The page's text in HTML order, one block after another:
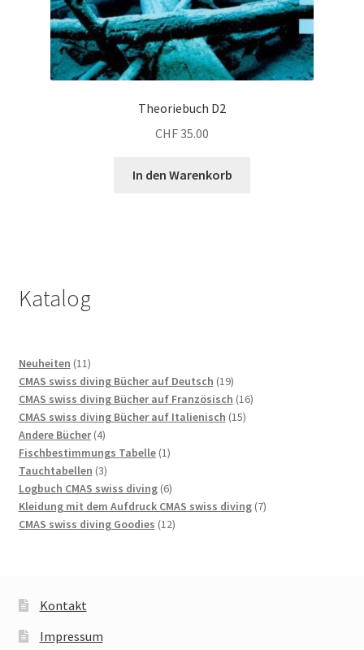
Theoriebuch D2
CHF35.00
In den Warenkorb
Katalog
Neuheiten 1111
Produkte
CMAS swiss diving Bücher auf Deutsch 1919
Produkte
CMAS swiss diving Bücher auf Französisch 1616
CMAS swiss diving Bücher auf Italienisch 1515
Andere Bücher 44
Produkte
Fischbestimmungs Tabelle 11
Tauchtabellen 33
Produkte
Logbuch CMAS swiss diving 66
Produkte
Kleidung mit dem Aufdruck CMAS swiss diving 77
CMAS swiss diving Goodies 1212
Kontakt
Impressum